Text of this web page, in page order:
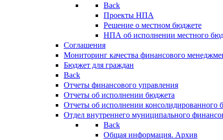
Back
Проекты НПА
Решение о местном бюджете
НПА об исполнении местного
Соглашения
Мониторинг качества финансового
Бюджет для граждан
Back
Отчеты финансового управления
Отчеты об исполнении бюджета
Отчеты об исполнении консолидированного
Отдел внутреннего муниципального
Back
Общая информация. Архив